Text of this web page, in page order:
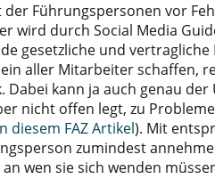
der Führungspersonen vor
wird durch Social Media
gesetzliche und
aller Mitarbeiter schaffen,
Dabei kann ja auch genau
nicht offen legt, zu
diesem FAZ Artikel). Mit
zumindest
wen sie sich wenden